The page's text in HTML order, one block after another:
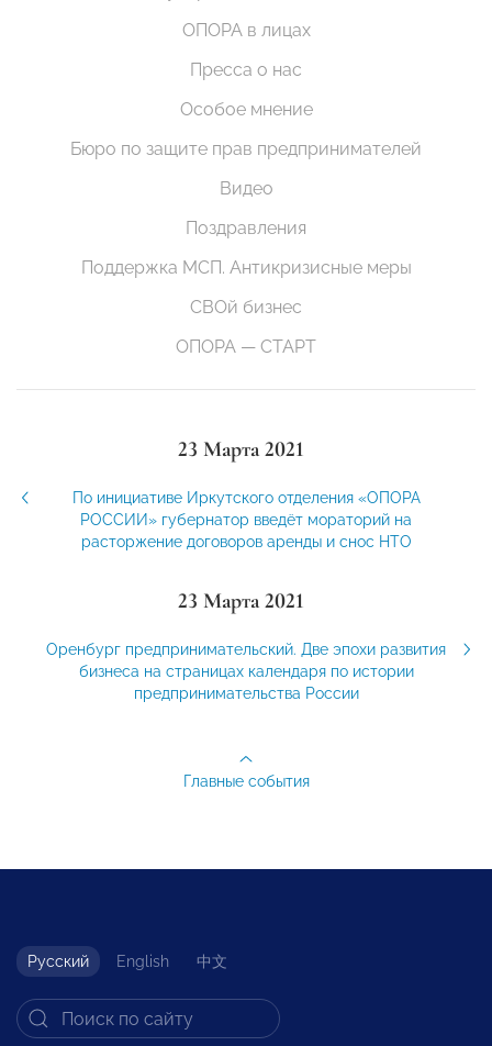
ОПОРА в лицах
Пресса о нас
Особое мнение
Бюро по защите прав предпринимателей
Видео
Поздравления
Поддержка МСП. Антикризисные меры
СВОй бизнес
ОПОРА — СТАРТ
23 Марта 2021
По инициативе Иркутского отделения «ОПОРА
РОССИИ» губернатор введёт мораторий на
расторжение договоров аренды и снос НТО
23 Марта 2021
Оренбург предпринимательский. Две эпохи развития
бизнеса на страницах календаря по истории
предпринимательства России
Главные события
Русский English 中文